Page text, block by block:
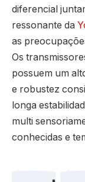
diferencial
ressonante da
as
Os
possuem um
e robustez
longa
multi
conhecidas e